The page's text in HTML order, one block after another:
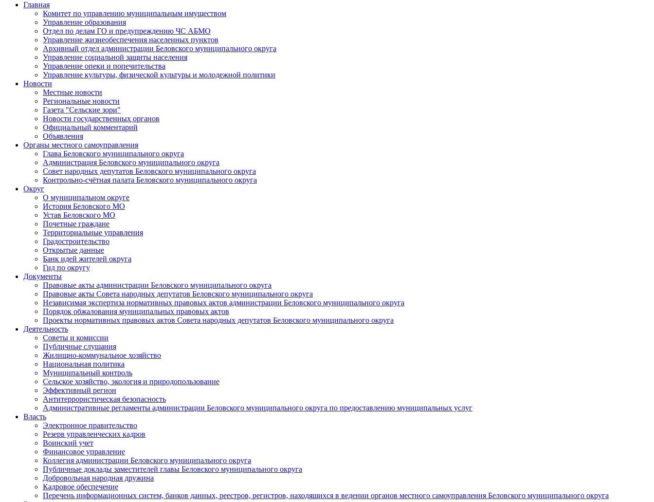
Главная
Комитет по управлению муниципальным имуществом
Управление образования
Отдел по делам ГО и предупреждению ЧС АБМО
Управление жизнеобеспечения населенных пунктов
Архивный отдел администрации Беловского муниципального округа
Управление социальной защиты населения
Управление опеки и попечительства
Управление культуры, физической культуры и молодежной политики
Новости
Местные новости
Региональные новости
Газета "Сельские зори"
Новости государственных органов
Официальный комментарий
Объявления
Органы местного самоуправления
Глава Беловского муниципального округа
Администрация Беловского муниципального округа
Совет народных депутатов Беловского муниципального округа
Контрольно-счётная палата Беловского муниципального округа
Округ
О муниципальном округе
История Беловского МО
Устав Беловского МО
Почетные граждане
Территориальные управления
Градостроительство
Открытые данные
Банк идей жителей округа
Гид по округу
Документы
Правовые акты администрации Беловского муниципального округа
Правовые акты Совета народных депутатов Беловского муниципального округа
Независимая экспертиза нормативных правовых актов администрации Беловского муниципального округа
Порядок обжалования муниципальных правовых актов
Проекты нормативных правовых актов Совета народных депутатов Беловского муниципального округа
Деятельность
Советы и комиссии
Публичные слушания
Жилищно-коммунальное хозяйство
Национальная политика
Муниципальный контроль
Сельское хозяйство, экология и природопользование
Эффективный регион
Антитеррористическая безопасность
Административные регламенты администрации Беловского муниципального округа по предоставлению муниципальных услуг
Власть
Электронное правительство
Резерв управленческих кадров
Воинский учет
Финансовое управление
Коллегия администрации Беловского муниципального округа
Публичные доклады заместителей главы Беловского муниципального округа
Добровольная народная дружина
Кадровое обеспечение
Перечень информационных систем, банков данных, реестров, регистров, находящихся в ведении органов местного самоуправления Беловского муниципального округа